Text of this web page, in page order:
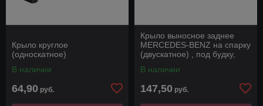
Крыло круглое
(односкатное)
В наличии
64,90 руб.
Крыло выносное заднее
MERCEDES-BENZ на спарку
(двускатное) , под будку,
В наличии
147,50 руб.